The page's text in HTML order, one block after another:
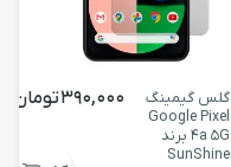
گلس گیمینگ
Google Pixel
4a 5G برند
SunShine
390,000تومان